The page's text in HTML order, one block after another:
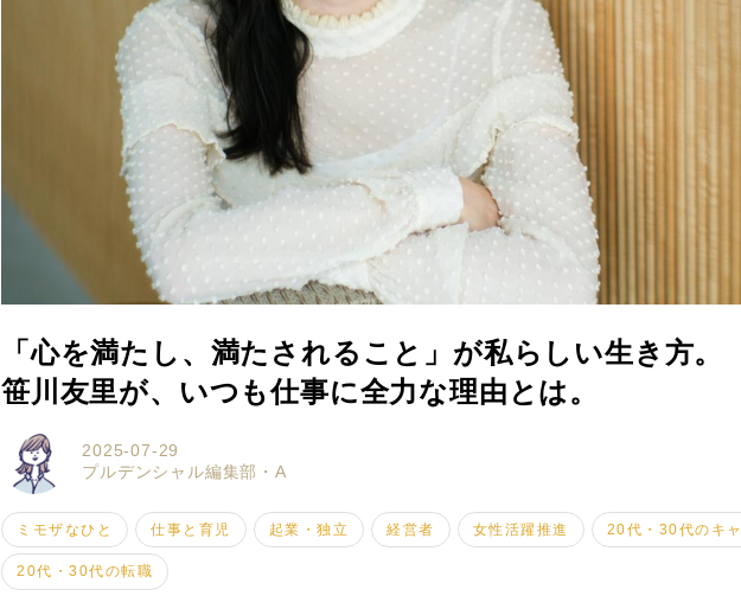
ミモザマガジンとは
ミモザなひと
「心を満たし、満たされること」が私らしい生き方。
笹川友里が、いつも仕事に全力な理由とは。
2025-07-29
プルデンシャル編集部・A
ミモザなひと 仕事と育児 起業・独立 経営者 女性活躍推進 20代・30代のキ
20代・30代の転職